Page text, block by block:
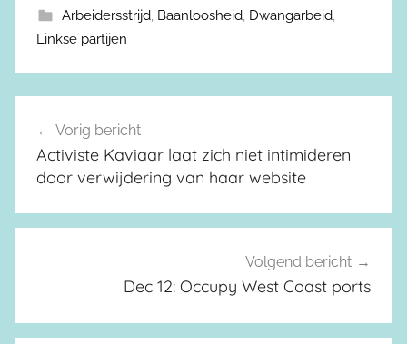
Arbeidersstrijd, Baanloosheid, Dwangarbeid,
Linkse partijen
Berichtnavigatie
Vorig bericht
Activiste Kaviaar laat zich niet intimideren
door verwijdering van haar website
Volgend bericht
Dec 12: Occupy West Coast ports